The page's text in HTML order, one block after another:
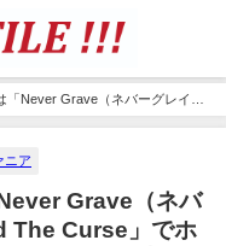
「Never Grave（ネバーグレイ
Cellsをインスパイア。小綺麗
ニア
Grave（ネバ
The Curse」でホ